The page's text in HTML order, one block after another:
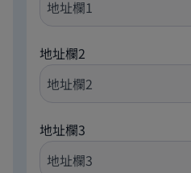
地址欄2
地址欄3